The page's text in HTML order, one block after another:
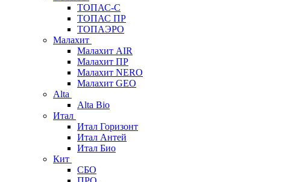
ТОПАС-С
ТОПАС ПР
ТОПАЭРО
Малахит
Малахит AIR
Малахит ПР
Малахит NERO
Малахит GEO
Alta
Alta Bio
Итал
Итал Горизонт
Итал Антей
Итал Био
Кит
СБО